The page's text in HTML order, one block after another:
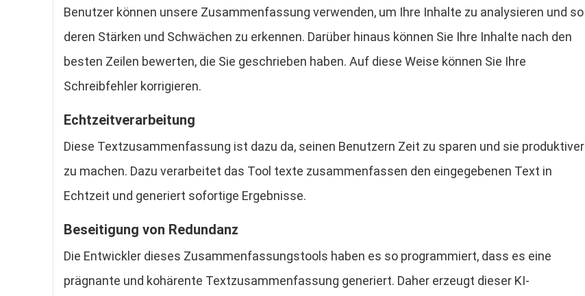
Benutzer können unsere Zusammenfassung verwenden, um Ihre Inhalte zu analysieren und so
deren Stärken und Schwächen zu erkennen. Darüber hinaus können Sie Ihre Inhalte nach den
besten Zeilen bewerten, die Sie geschrieben haben. Auf diese Weise können Sie Ihre
Schreibfehler korrigieren.
Echtzeitverarbeitung
Diese Textzusammenfassung ist dazu da, seinen Benutzern Zeit zu sparen und sie produktiver
zu machen. Dazu verarbeitet das Tool texte zusammenfassen den eingegebenen Text in
Echtzeit und generiert sofortige Ergebnisse.
Beseitigung von Redundanz
Die Entwickler dieses Zusammenfassungstools haben es so programmiert, dass es eine
prägnante und kohärente Textzusammenfassung generiert. Daher erzeugt dieser KI-